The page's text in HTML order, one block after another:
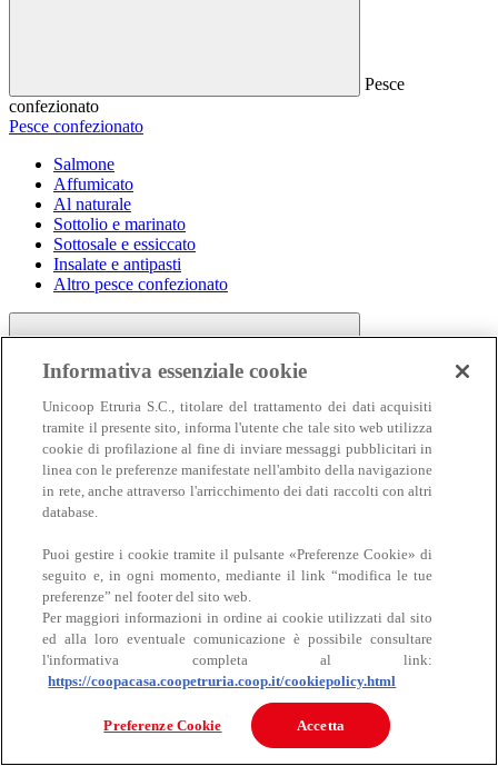
Pesce
confezionato
Pesce confezionato
Salmone
Affumicato
Al naturale
Sottolio e marinato
Sottosale e essiccato
Insalate e antipasti
Altro pesce confezionato
Carne
Carne
Bovino
Informativa essenziale cookie
Unicoop Etruria S.C., titolare del trattamento dei dati acquisiti
tramite il presente sito, informa l'utente che tale sito web utilizza
cookie di profilazione al fine di inviare messaggi pubblicitari in
linea con le preferenze manifestate nell'ambito della navigazione
in rete, anche attraverso l'arricchimento dei dati raccolti con altri
database.
Puoi gestire i cookie tramite il pulsante «Preferenze Cookie» di
seguito e, in ogni momento, mediante il link “modifica le tue
preferenze” nel footer del sito web.
Per maggiori informazioni in ordine ai cookie utilizzati dal sito
ed alla loro eventuale comunicazione è possibile consultare
l'informativa completa al link:
https://coopacasa.coopetruria.coop.it/cookiepolicy.html
Preferenze Cookie Accetta